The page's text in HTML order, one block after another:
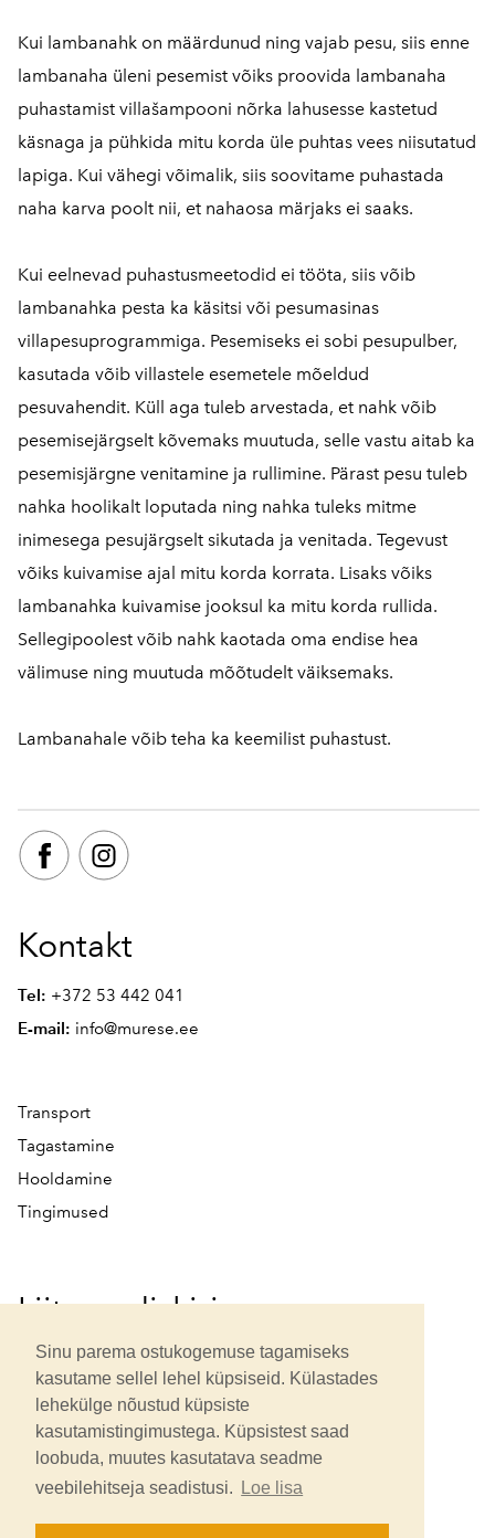
Sinu parema ostukogemuse tagamiseks
kasutame sellel lehel küpsiseid. Külastades
lehekülge nõustud küpsiste
kasutamistingimustega. Küpsistest saad
loobuda, muutes kasutatava seadme
veebilehitseja seadistusi.
Loe lisa
Kui lambanahk on määrdunud ning vajab pesu, siis enne
lambanaha üleni pesemist võiks proovida lambanaha
puhastamist villašampooni nõrka lahusesse kastetud
käsnaga ja pühkida mitu korda üle puhtas vees niisutatud
lapiga. Kui vähegi võimalik, siis soovitame puhastada
naha karva poolt nii, et nahaosa märjaks ei saaks.
Kui eelnevad puhastusmeetodid ei tööta, siis võib
lambanahka pesta ka käsitsi või pesumasinas
villapesuprogrammiga. Pesemiseks ei sobi pesupulber,
kasutada võib villastele esemetele mõeldud
pesuvahendit. Küll aga tuleb arvestada, et nahk võib
pesemisejärgselt kõvemaks muutuda, selle vastu aitab ka
pesemisjärgne venitamine ja rullimine. Pärast pesu tuleb
nahka hoolikalt loputada ning nahka tuleks mitme
inimesega pesujärgselt sikutada ja venitada. Tegevust
võiks kuivamise ajal mitu korda korrata. Lisaks võiks
lambanahka kuivamise jooksul ka mitu korda rullida.
Sellegipoolest võib nahk kaotada oma endise hea
välimuse ning muutuda mõõtudelt väiksemaks.
Lambanahale võib teha ka keemilist puhastust.
Kontakt
Tel: +372 53 442 041
E-mail: info@murese.ee
Transport
Tagastamine
Hooldamine
Tingimused
Liitu uudiskirjaga
Uudiskirja tellides oled tutvunud ning nôustud meie
privaatsustingimustega.